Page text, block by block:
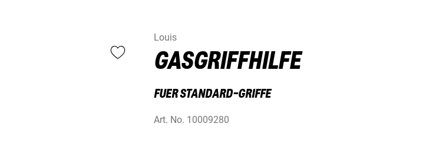
Louis
GASGRIFFHILFE
FUER STANDARD-GRIFFE
Art. No. 10009280